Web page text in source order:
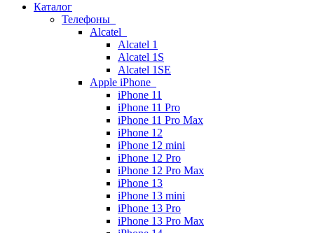
Каталог
Телефоны
Alcatel
Alcatel 1
Alcatel 1S
Alcatel 1SE
Apple iPhone
iPhone 11
iPhone 11 Pro
iPhone 11 Pro Max
iPhone 12
iPhone 12 mini
iPhone 12 Pro
iPhone 12 Pro Max
iPhone 13
iPhone 13 mini
iPhone 13 Pro
iPhone 13 Pro Max